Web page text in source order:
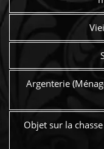
Argenterie
Objet sur la